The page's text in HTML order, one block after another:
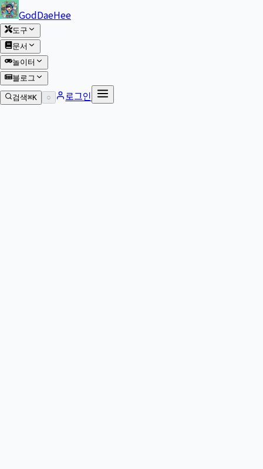
본문 바로가기
GodDaeHee
도구
문서
놀이터
블로그
검색⌘K ○
로그인